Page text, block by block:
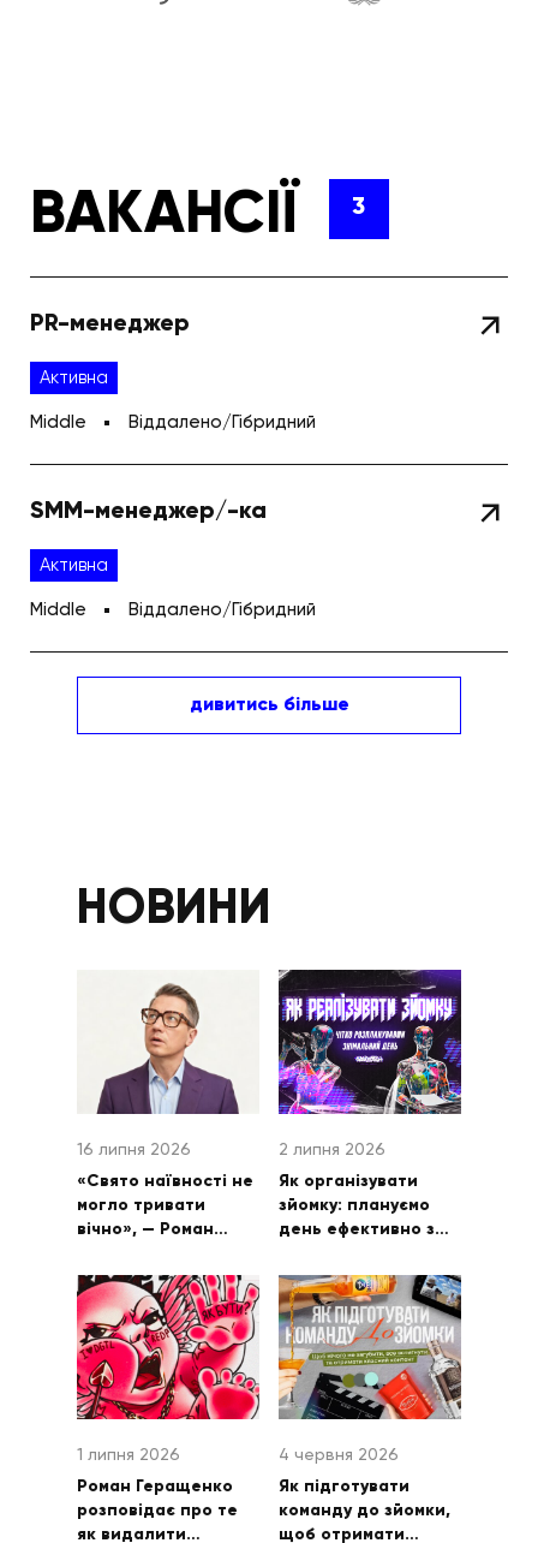
ВАКАНСІЇ 3
PR-менеджер
Активна
Middle Віддалено/Гібридний
SMM-менеджер/-ка
Активна
Middle Віддалено/Гібридний
дивитись більше
НОВИНИ
16 липня 2026
«Свято наївності не
могло тривати
вічно», — Роман
маркетинг
2 липня 2026
Як організувати
зйомку: плануємо
день ефективно з
Русовою
1 липня 2026
Роман Геращенко
розповідає про те
як видалити
4 червня 2026
Як підготувати
команду до зйомки,
щоб отримати